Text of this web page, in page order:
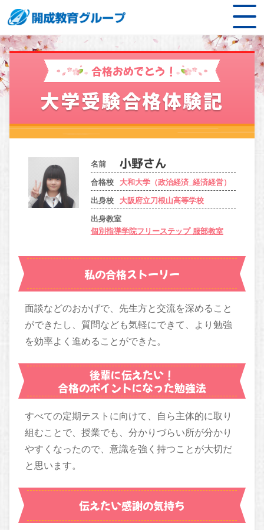
合格おめでとう！
大学受験合格体験記
名前
合格校 大和大学（政治経済_経済経営）
出身校 大阪府立刀根山高等学校
出身教室
個別指導学院フリーステップ 服部教室
私の合格ストーリー
面談などのおかげで、先生方と交流を深めること
ができたし、質問なども気軽にできて、より勉強
を効率よく進めることができた。
後輩に伝えたい！
合格のポイントになった勉強法
すべての定期テストに向けて、自ら主体的に取り
組むことで、授業でも、分かりづらい所が分かり
やすくなったので、意識を強く持つことが大切だ
と思います。
伝えたい感謝の気持ち